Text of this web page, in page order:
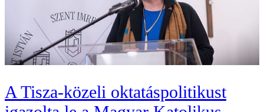
A Tisza-közeli oktatáspolitikust